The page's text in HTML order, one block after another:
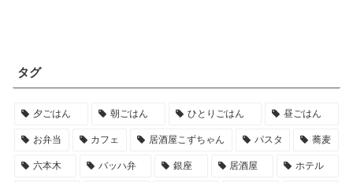
タグ
夕ごはん 朝ごはん ひとりごはん 昼ごはん
お弁当 カフェ 居酒屋こずちゃん パスタ 蕎麦
六本木 バッハ弁 銀座 居酒屋 ホテル